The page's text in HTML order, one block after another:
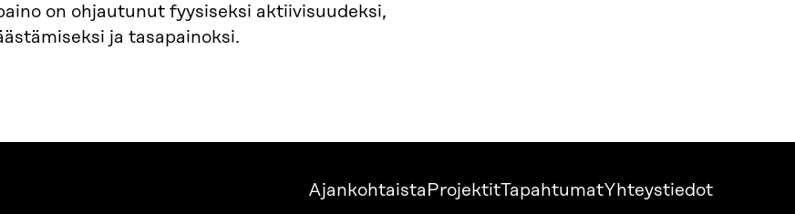
on ohjautunut fyysiseksi aktiivisuudeksi,
ja tasapainoksi.
Ajankohtaista ProjektitTapahtumatYhteystiedot